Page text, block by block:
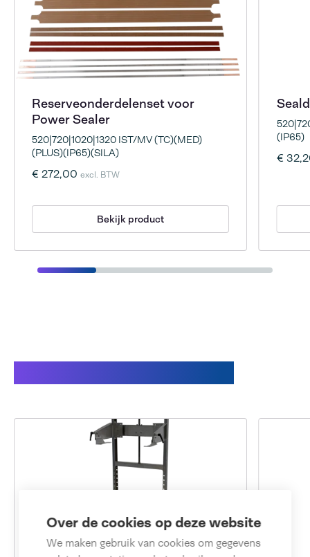
Over de cookies op deze website
We maken gebruik van cookies om gegevens
Reserveonderdelenset voor
Power Sealer
520|720|1020|1320 IST/MV (TC)(MED)
(PLUS)(IP65)(SILA)
€ 272,00excl. BTW
Bekijk product
(IP65)
€